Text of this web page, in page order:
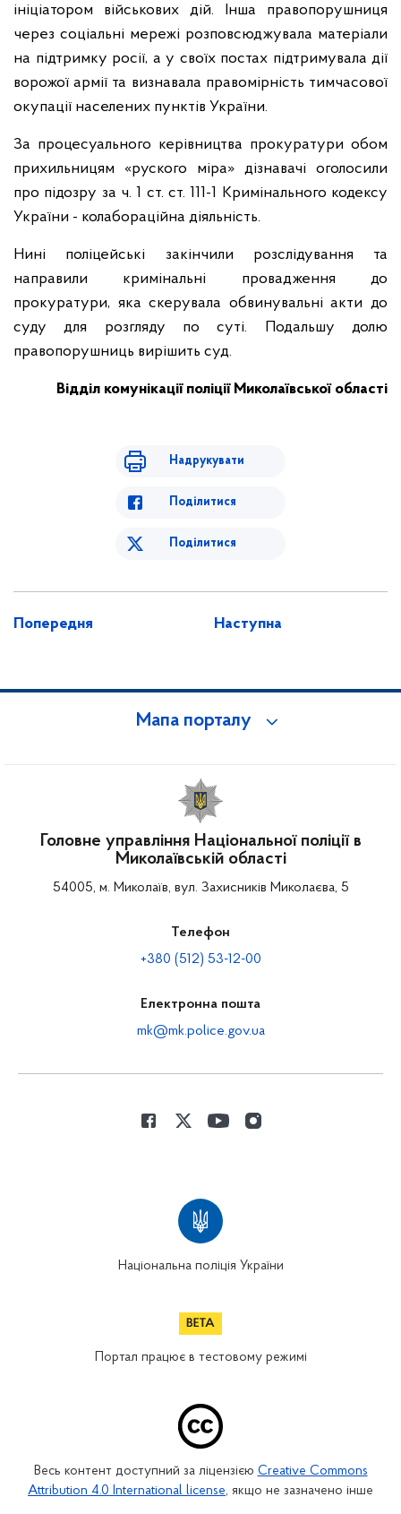
ініціатором військових дій. Інша правопорушниця
через соціальні мережі розповсюджувала матеріали
на підтримку росії, а у своїх постах підтримувала дії
ворожої армії та визнавала правомірність тимчасової
окупації населених пунктів України.
За процесуального керівництва прокуратури обом
прихильницям «руского міра» дізнавачі оголосили
про підозру за ч. 1 ст. ст. 111-1 Кримінального кодексу
України - колабораційна діяльність.
Нині поліцейські закінчили розслідування та
направили кримінальні провадження до
прокуратури, яка скерувала обвинувальні акти до
суду для розгляду по суті. Подальшу долю
правопорушниць вирішить суд.
Відділ комунікації поліції Миколаївської області
Надрукувати
Поділитися
Поділитися
Попередня Наступна
Мапа порталу
Головне управління Національної поліції в
Миколаївській області
54005, м. Миколаїв, вул. Захисників Миколаєва, 5
Телефон
+380 (512) 53-12-00
Електронна пошта
mk@mk.police.gov.ua
Національна поліція України
Портал працює в тестовому режимі
Весь контент доступний за ліцензією Creative Commons
Attribution 4.0 International license, якщо не зазначено інше